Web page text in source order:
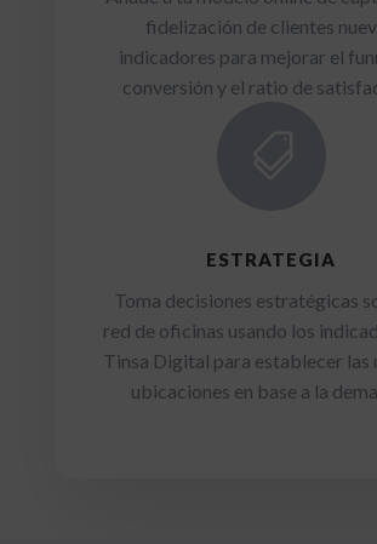
fidelización de clientes
indicadores para mejorar el
conversión y el ratio de
ESTRATEGIA
Toma decisiones estratégicas
red de oficinas usando los
Tinsa Digital para establecer las
ubicaciones en base a la